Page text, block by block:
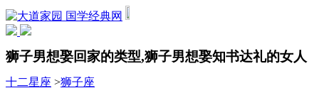
国学经典网
狮子男想娶回家的类型,狮子男想娶知书达礼的女人
十二星座 >狮子座